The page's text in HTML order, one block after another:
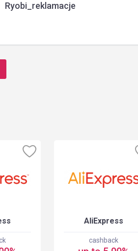
Ryobi_reklamacje
AliExpress
cashback